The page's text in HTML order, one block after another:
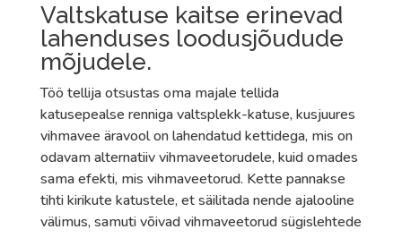
Valtskatuse kaitse erinevad
lahenduses loodusjõudude
mõjudele.
Töö tellija otsustas oma majale tellida
katusepealse renniga valtsplekk-katuse, kusjuures
vihmavee äravool on lahendatud kettidega, mis on
odavam alternatiiv vihmaveetorudele, kuid omades
sama efekti, mis vihmaveetorud. Kette pannakse
tihti kirikute katustele, et säilitada nende ajalooline
välimus, samuti võivad vihmaveetorud sügislehtede